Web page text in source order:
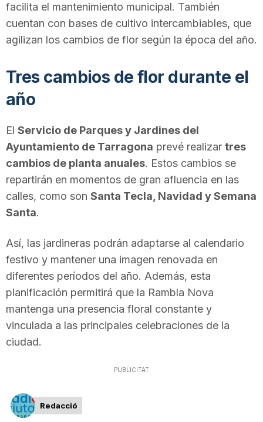
facilita el mantenimiento municipal. También
cuentan con bases de cultivo intercambiables, que
agilizan los cambios de flor según la época del año.
Tres cambios de flor durante el
año
El Servicio de Parques y Jardines del
Ayuntamiento de Tarragona prevé realizar tres
cambios de planta anuales. Estos cambios se
repartirán en momentos de gran afluencia en las
calles, como son Santa Tecla, Navidad y Semana
Santa.
Así, las jardineras podrán adaptarse al calendario
festivo y mantener una imagen renovada en
diferentes períodos del año. Además, esta
planificación permitirá que la Rambla Nova
mantenga una presencia floral constante y
vinculada a las principales celebraciones de la
ciudad.
PUBLICITAT
Redacció